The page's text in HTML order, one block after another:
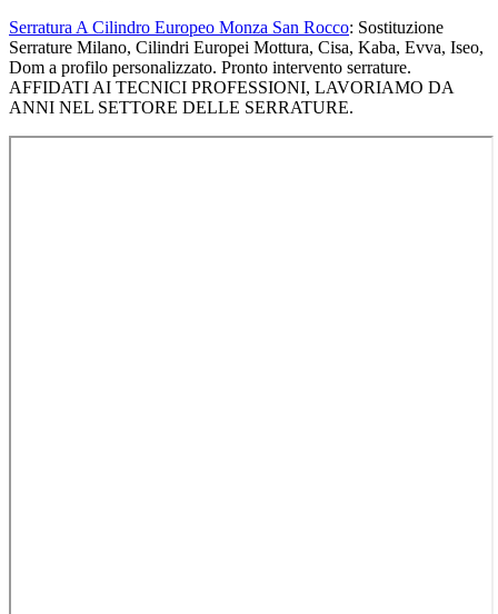
Serratura A Cilindro Europeo Monza San Rocco: Sostituzione
Serrature Milano, Cilindri Europei Mottura, Cisa, Kaba, Evva, Iseo,
Dom a profilo personalizzato. Pronto intervento serrature.
AFFIDATI AI TECNICI PROFESSIONI, LAVORIAMO DA
ANNI NEL SETTORE DELLE SERRATURE.